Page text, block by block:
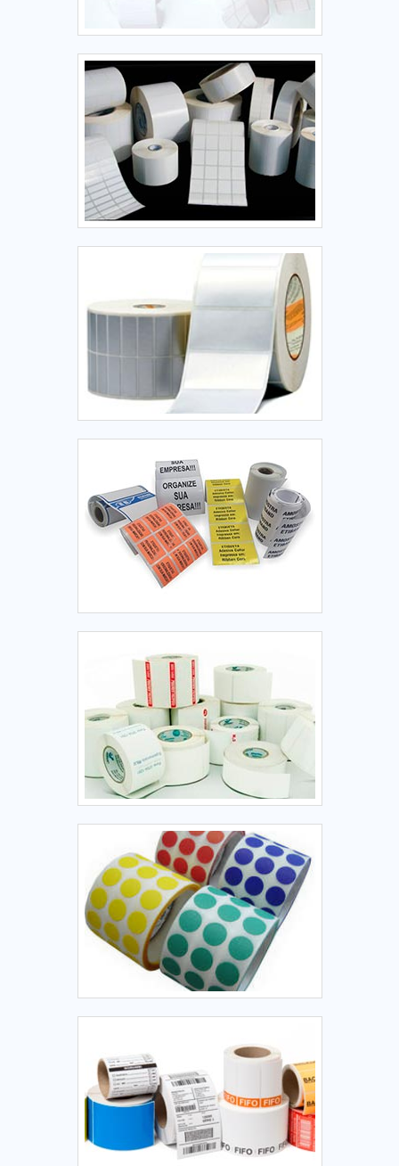
rotuladoras e rebobinadores, sempre com a maior
qualidade do mercado.É comprometida com os serviços e
alta qualidade onde são realizadas as atividades e software
de desenvolvimento de projetos em 3D. Tudo isso, unido a
um time de colaboradores proativos e trabalhadores de alta
qualidade, garante o sucesso de cada cliente de ponta a
ponta. Aproveite a visita para acessar o site e saber mais
sobre a empresa, os serviços e os produtos.